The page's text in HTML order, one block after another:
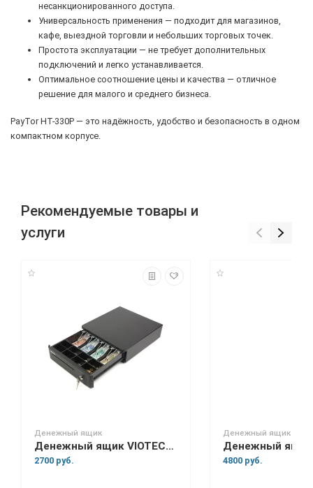
несанкционированного доступа.
Универсальность применения — подходит для магазинов,
кафе, выездной торговли и небольших торговых точек.
Простота эксплуатации — не требует дополнительных
подключений и легко устанавливается.
Оптимальное соотношение цены и качества — отличное
решение для малого и среднего бизнеса.
PayTor HT-330P — это надёжность, удобство и безопасность в одном
компактном корпусе.
Рекомендуемые товары и
услуги
Денежный ящик
Денежный ящик VIOTECH HVC-10
2700 руб.
Денежный ящик
4800 руб.